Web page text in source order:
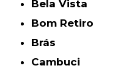
Bela Vista
Bom Retiro
Brás
Cambuci